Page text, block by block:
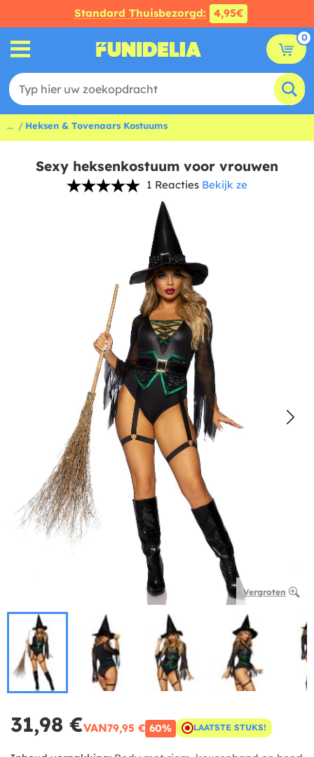
Standard Thuisbezorgd: 4,95€
0
... Heksen & Tovenaars Kostuums
Sexy heksenkostuum voor vrouwen
1 Reacties Bekijk ze
Vergroten
31,98 €VAN79,95 € 60% LAATSTE STUKS!